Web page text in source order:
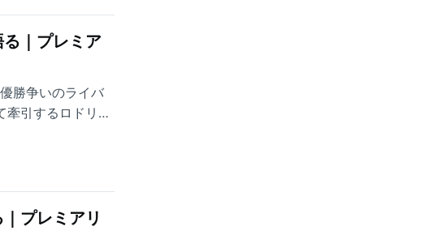
｜プレミア
勝争いのライバ
牽引するロドリと
プレミアリ